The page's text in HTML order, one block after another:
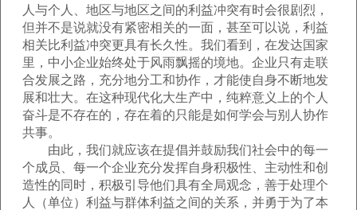
人与个人、地区与地区之间的利益冲突有时会很剧烈，
但并不是说就没有紧密相关的一面，甚至可以说，利益
相关比利益冲突更具有长久性。我们看到，在发达国家
里，中小企业始终处于风雨飘摇的境地。企业只有走联
合发展之路，充分地分工和协作，才能使自身不断地发
展和壮大。在这种现代化大生产中，纯粹意义上的个人
奋斗是不存在的，存在着的只能是如何学会与别人协作
共事。
由此，我们就应该在提倡并鼓励我们社会中的每一
个成员、每一个企业充分发挥自身积极性、主动性和创
造性的同时，积极引导他们具有全局观念，善于处理个
人（单位）利益与群体利益之间的关系，并勇于为了本